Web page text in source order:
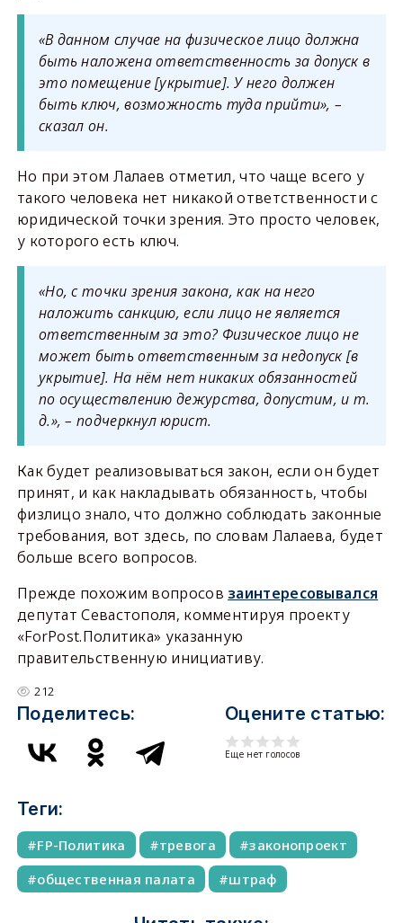
«В данном случае на физическое лицо должна
быть наложена ответственность за допуск в
это помещение [укрытие]. У него должен
быть ключ, возможность туда прийти», –
сказал он.
Но при этом Лалаев отметил, что чаще всего у
такого человека нет никакой ответственности с
юридической точки зрения. Это просто человек,
у которого есть ключ.
«Но, с точки зрения закона, как на него
наложить санкцию, если лицо не является
ответственным за это? Физическое лицо не
может быть ответственным за недопуск [в
укрытие]. На нём нет никаких обязанностей
по осуществлению дежурства, допустим, и т.
д.», – подчеркнул юрист.
Как будет реализовываться закон, если он будет
принят, и как накладывать обязанность, чтобы
физлицо знало, что должно соблюдать законные
требования, вот здесь, по словам Лалаева, будет
больше всего вопросов.
Прежде похожим вопросов заинтересовывался
депутат Севастополя, комментируя проекту
«ForPost.Политика» указанную
правительственную инициативу.
212
Поделитесь: Оцените статью:
Еще нет голосов
Теги:
FP-Политика тревога
законопроект
общественная палата
штраф